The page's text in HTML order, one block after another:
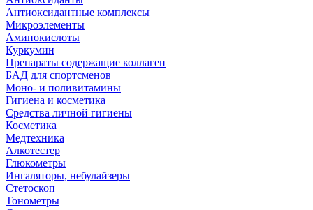
Антиоксидантные комплексы
Микроэлементы
Аминокислоты
Куркумин
Препараты содержащие коллаген
БАД для спортсменов
Моно- и поливитамины
Гигиена и косметика
Средства личной гигиены
Косметика
Медтехника
Алкотестер
Глюкометры
Ингаляторы, небулайзеры
Стетоскоп
Тонометры